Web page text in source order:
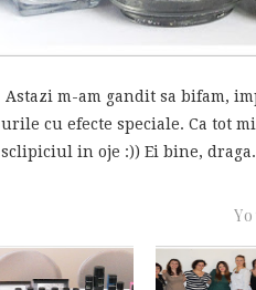
Astazi m-am gandit sa bifam,
urile cu efecte speciale. Ca tot
sclipiciul in oje :)) Ei bine,